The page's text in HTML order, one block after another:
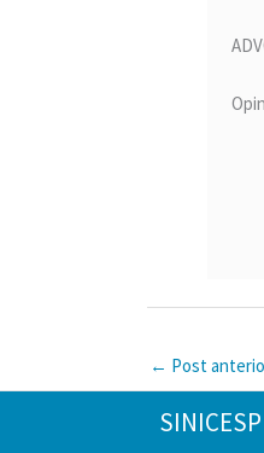
← Post
SINICESP